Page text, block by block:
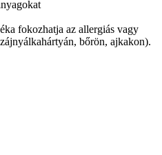
fokozhatja az allergiás vagy
bőrön, ajkakon).